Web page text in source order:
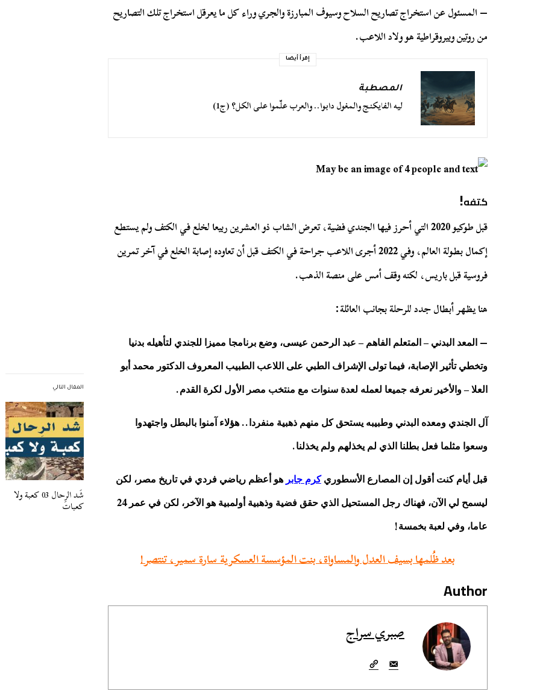
المقال التالي
شَد الرِحال 03 كعبة ولا
كعبات
–المسئول عن استخراج تصاريح السلاح وسيوف المبارزة والجري وراء كل ما يعرقل استخراج تلك التصاريح
من روتين وبيروقراطية هو ولاد اللاعب.
إقرأ أيضا
المصطبة
ليه الفايكنج والمغول دابوا.. والعرب علّموا على الكل؟ (ج1)
كتفه!
قبل طوكيو2020التي أحرز فيها الجندي فضية، تعرض الشاب ذو العشرين ربيعا لخلع في الكتف ولم يستطع
إكمال بطولة العالم، وفي2022أجرى اللاعب جراحة في الكتف قبل أن تعاوده إصابة الخلع في آخر تمرين
فروسية قبل باريس، لكنه وقف أمس على منصة الذهب.
هنا يظهر أبطال جدد للرحلة بجانب العائلة:
– المعد البدني – المتعلم الفاهم – عبد الرحمن عيسى، وضع برنامجا مميزا للجندي لتأهيله بدنيا
وتخطي تأثير الإصابة، فيما تولى الإشراف الطبي على اللاعب الطبيب المعروف الدكتور محمد أبو
العلا – والأخير نعرفه جميعا لعمله لعدة سنوات مع منتخب مصر الأول لكرة القدم.
آل الجندي ومعده البدني وطبيبه يستحق كل منهم ذهبية منفردا ..هؤلاء آمنوا بالبطل واجتهدوا
وسعوا مثلما فعل بطلنا الذي لم يخذلهم ولم يخذلنا.
قبل أيام كنت أقول إن المصارع الأسطوريكرم جابر هو أعظم رياضي فردي في تاريخ مصر، لكن
ليسمح لي الآن، فهناك رجل المستحيل الذي حقق فضية وذهبية أولمبية هو الآخر، لكن في عمر24
عاما، وفي لعبة بخمسة!
بعد ظُلمها بسيف العدل والمساواة، بنت المؤسسة العسكرية سارة سمير، تنتصر!
Author
صبري سراج